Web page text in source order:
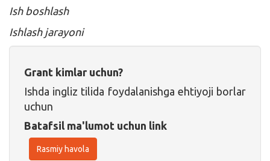
Ish boshlash
Ishlash jarayoni
Grant kimlar uchun?
Ishda ingliz tilida foydalanishga ehtiyoji borlar
uchun
Batafsil ma'lumot uchun link
Rasmiy havola